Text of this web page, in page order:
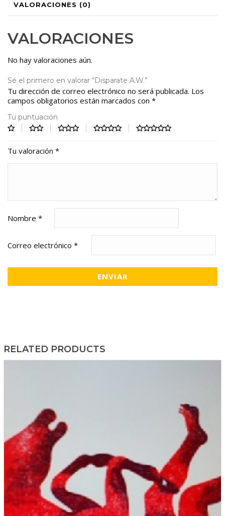
VALORACIONES (0)
VALORACIONES
No hay valoraciones aún.
Sé el primero en valorar “Disparate A.W.”
Tu dirección de correo electrónico no será publicada. Los
campos obligatorios están marcados con *
Tu puntuación
Tu valoración *
Nombre *
Correo electrónico *
RELATED PRODUCTS